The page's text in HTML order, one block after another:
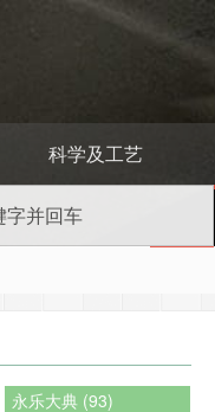
科学及工艺
永乐大典 (93)